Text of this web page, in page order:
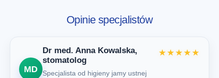
Opinie specjalistów
MD
Dr med. Anna Kowalska,
stomatolog
Specjalista od higieny jamy ustnej
★★★★★